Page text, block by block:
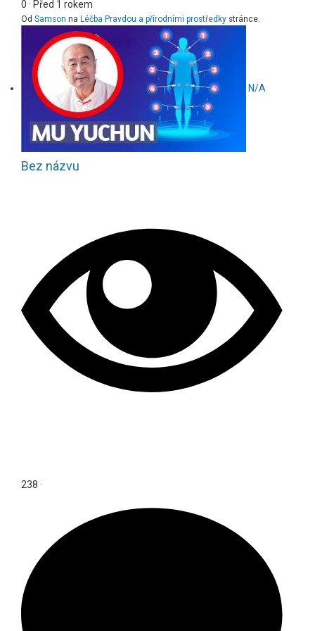
0 · Před 1 rokem
Od Samson na Léčba Pravdou a přírodními prostředky stránce.
N/A
Bez názvu
238 ·